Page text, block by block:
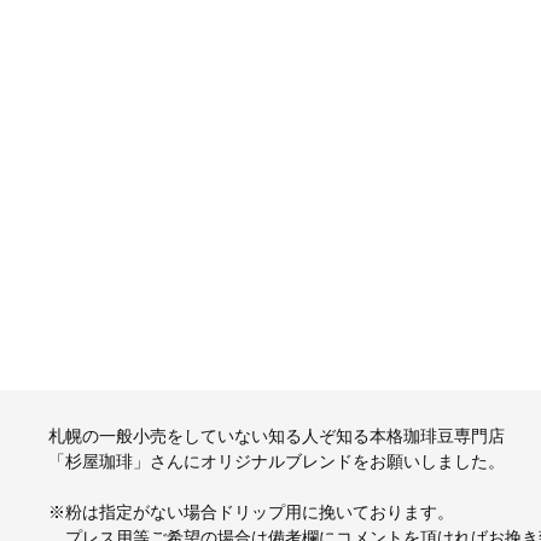
札幌の一般小売をしていない知る人ぞ知る本格珈琲豆専門店
「杉屋珈琲」さんにオリジナルブレンドをお願いしました。
※粉は指定がない場合ドリップ用に挽いております。